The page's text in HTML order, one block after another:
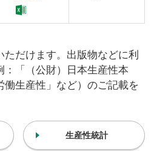
だけます。出版物などに利
：「（公財）日本生産性本
働生産性」など）のご記載を
生産性統計